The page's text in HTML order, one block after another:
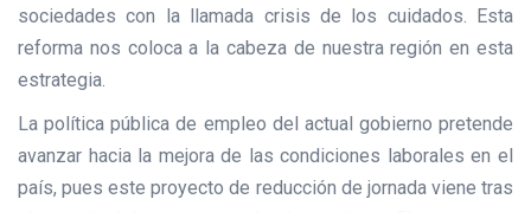
sociedades con la llamada crisis de los cuidados. Esta
reforma nos coloca a la cabeza de nuestra región en esta
estrategia.
La política pública de empleo del actual gobierno pretende
avanzar hacia la mejora de las condiciones laborales en el
país, pues este proyecto de reducción de jornada viene tras